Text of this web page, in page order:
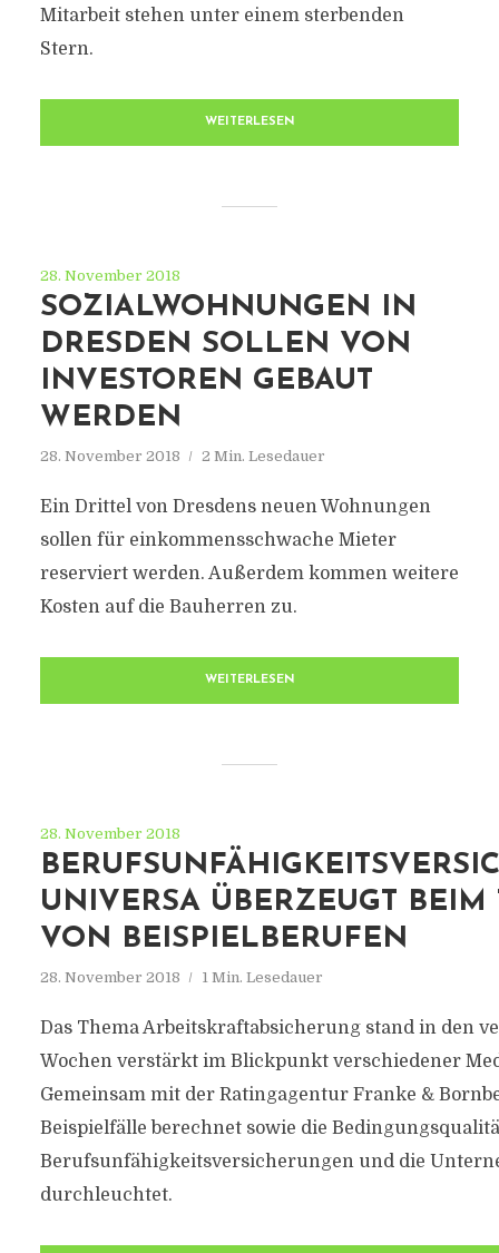
Mitarbeit stehen unter einem sterbenden
Stern.
WEITERLESEN
28. November 2018
SOZIALWOHNUNGEN IN
DRESDEN SOLLEN VON
INVESTOREN GEBAUT
WERDEN
28. November 2018 2 Min. Lesedauer
Ein Drittel von Dresdens neuen Wohnungen
sollen für einkommensschwache Mieter
reserviert werden. Außerdem kommen weitere
Kosten auf die Bauherren zu.
WEITERLESEN
28. November 2018
UNIVERSA ÜBERZEUGT BEIM
VON BEISPIELBERUFEN
28. November 2018 1 Min. Lesedauer
Das Thema Arbeitskraftabsicherung stand in den
Wochen verstärkt im Blickpunkt verschiedener
Gemeinsam mit der Ratingagentur Franke &
Beispielfälle berechnet sowie die
Berufsunfähigkeitsversicherungen und die
durchleuchtet.